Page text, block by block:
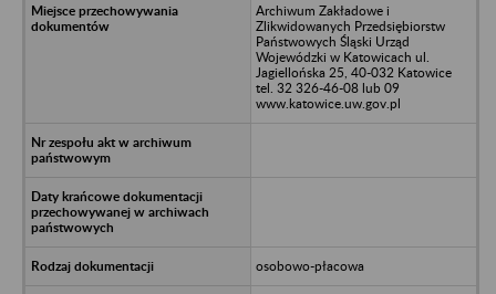
Archiwum Zakładowe i
Zlikwidowanych Przedsiębiorstw
Państwowych Śląski Urząd
Wojewódzki w Katowicach ul.
Jagiellońska 25, 40-032 Katowice
tel. 32 326-46-08 lub 09
www.katowice.uw.gov.pl
osobowo-płacowa